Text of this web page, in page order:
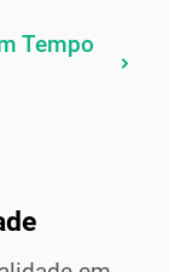
Tempo